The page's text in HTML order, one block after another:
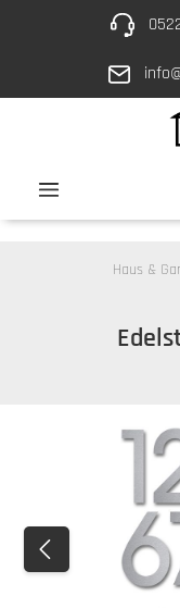
Zum Hauptinhalt springen
Haus &
Bildergalerie